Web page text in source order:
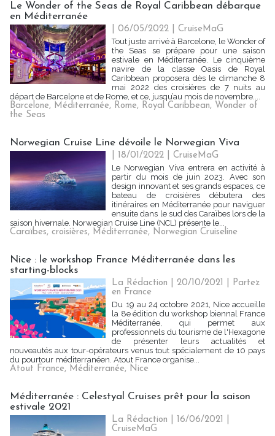
Le Wonder of the Seas de Royal Caribbean débarque
en Méditerranée
| 06/05/2022 |CruiseMaG
Tout juste arrivé à Barcelone, le Wonder of
the Seas se prépare pour une saison
estivale en Méditerranée. Le cinquième
navire de la classe Oasis de Royal
Caribbean proposera dès le dimanche 8
mai 2022 des croisières de 7 nuits au
départ de Barcelone et de Rome, et ce, jusqu’au mois de novembre....
Barcelone, Méditerranée, Rome, Royal Caribbean, Wonder of
the Seas
Norwegian Cruise Line dévoile le Norwegian Viva
| 18/01/2022 |CruiseMaG
Le Norwegian Viva entrera en activité à
partir du mois de juin 2023. Avec son
design innovant et ses grands espaces, ce
bateau de croisières débutera des
itinéraires en Méditerranée pour naviguer
ensuite dans le sud des Caraïbes lors de la
saison hivernale. Norwegian Cruise Line (NCL) présente le...
Caraïbes, croisières, Méditerranée, Norwegian Cruiseline
Nice : le workshop France Méditerranée dans les
starting-blocks
La Rédaction | 20/10/2021
Partez
en France
Du 19 au 24 octobre 2021, Nice accueille
la 8e édition du workshop biennal France
Méditerranée, qui permet aux
professionnels du tourisme de l'Hexagone
de présenter leurs actualités et
nouveautés aux tour-opérateurs venus tout spécialement de 10 pays
du pourtour méditerranéen. Atout France organise...
Atout France, Méditerranée, Nice
Méditerranée : Celestyal Cruises prêt pour la saison
estivale 2021
La Rédaction | 16/06/2021
CruiseMaG